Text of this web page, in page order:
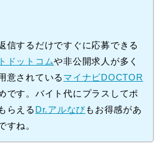
信するだけですぐに応募できる
ドットコムや非公開求人が多く
意されている マイナビDOCTOR
です。バイト代にプラスしてポ
らえる Dr.アルなびもお得感があ
すね。